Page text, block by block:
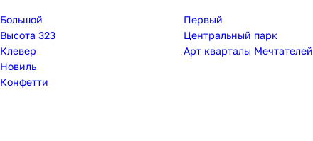
Большой
Высота 323
Клевер
Новиль
Конфетти
Первый
Центральный парк
Арт кварталы Мечтателей